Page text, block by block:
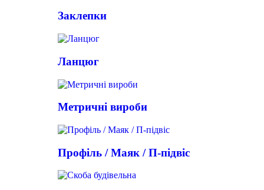
Заклепки
Ланцюг
Метричні вироби
Профіль / Маяк / П-підвіс